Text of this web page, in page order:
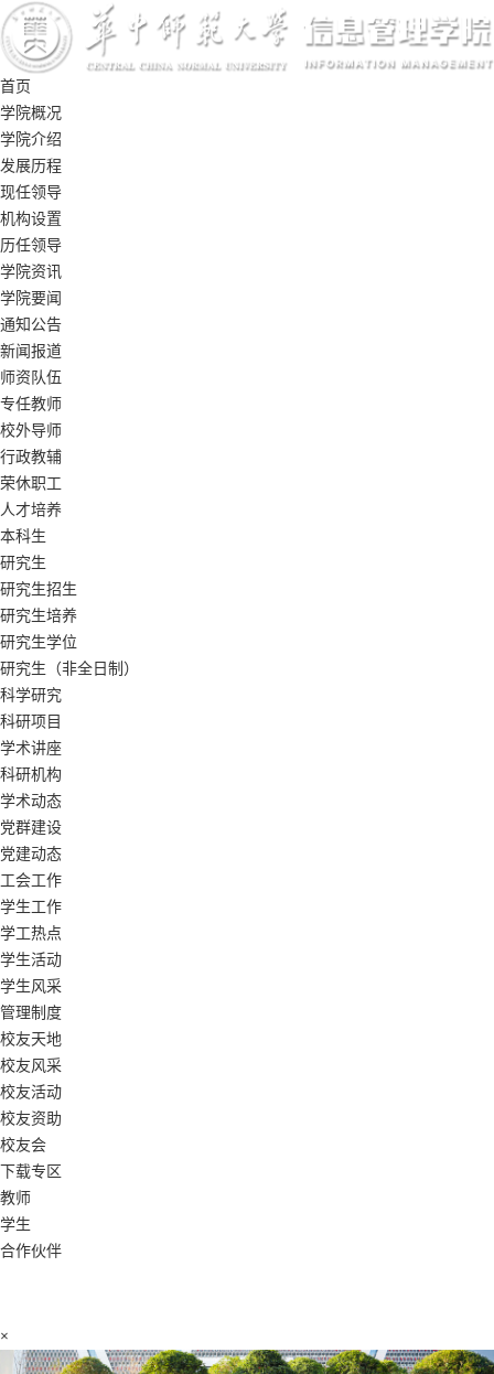
首页
学院概况
学院介绍
发展历程
现任领导
机构设置
历任领导
学院资讯
学院要闻
通知公告
新闻报道
师资队伍
专任教师
校外导师
行政教辅
荣休职工
人才培养
本科生
研究生
研究生招生
研究生培养
研究生学位
研究生（非全日制）
科学研究
科研项目
学术讲座
科研机构
学术动态
党群建设
党建动态
工会工作
学生工作
学工热点
学生活动
学生风采
管理制度
校友天地
校友风采
校友活动
校友资助
校友会
下载专区
教师
学生
合作伙伴
×